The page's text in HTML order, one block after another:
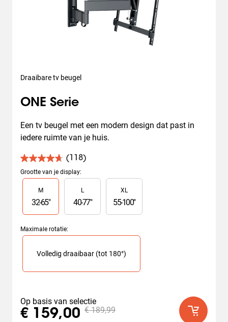
Draaibare tv beugel
ONE Serie
Een tv beugel met een modern design dat past in
iedere ruimte van je huis.
(118)
4.7
van
de
sterren.
118
Grootte van je display:
Slide 1 of 3
M
32-65"
L
40-77"
XL
55-100"
Maximale rotatie:
Slide 1 of 1
Volledig draaibaar (tot 180°)
Op basis van selectie
€ 159,00 € 189,99